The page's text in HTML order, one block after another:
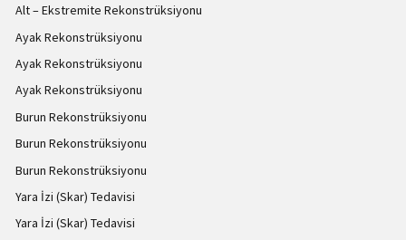
Alt – Ekstremite Rekonstrüksiyonu
Ayak Rekonstrüksiyonu
Ayak Rekonstrüksiyonu
Ayak Rekonstrüksiyonu
Burun Rekonstrüksiyonu
Burun Rekonstrüksiyonu
Burun Rekonstrüksiyonu
Yara İzi (Skar) Tedavisi
Yara İzi (Skar) Tedavisi